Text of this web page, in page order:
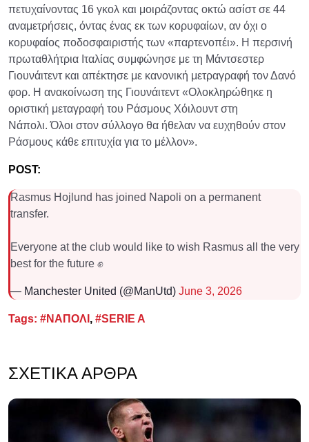
πετυχαίνοντας 16 γκολ και μοιράζοντας οκτώ ασίστ σε 44
αναμετρήσεις, όντας ένας εκ των κορυφαίων, αν όχι ο
κορυφαίος ποδοσφαιριστής των «παρτενοπέι». Η περσινή
πρωταθλήτρια Ιταλίας συμφώνησε με τη Μάντσεστερ
Γιουνάιτεντ και απέκτησε με κανονική μετραγραφή τον Δανό
φορ. Η ανακοίνωση της Γιουνάιτεντ «Ολοκληρώθηκε η
οριστική μεταγραφή του Ράσμους Χόιλουντ στη
Νάπολι. Όλοι στον σύλλογο θα ήθελαν να ευχηθούν στον
Ράσμους κάθε επιτυχία για το μέλλον».
POST:
Rasmus Hojlund has joined Napoli on a permanent
transfer.
Everyone at the club would like to wish Rasmus all the very
best for the future ✊
— Manchester United (@ManUtd) June 3, 2026
Tags: #ΝΑΠΟΛΙ , #SERIE A
ΣΧΕΤΙΚΆ ΆΡΘΡΑ